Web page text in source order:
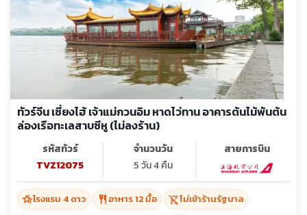
ทัวร์จีน เซี่ยงไฮ้ เจ้าแม่กวนอิม หาดไว่ทาน อาคารต้นไม้พันต้น
ล่องเรือทะเลสาบซีหู (ไม่ลงร้าน)
รหัสทัวร์
TVZ12075
จำนวนวัน
5 วัน 4 คืน
สายการบิน
hotel_classโรงแรม 4 ดาว restaurant อาหาร 12 มื้อ shopping_cart_offไม่เข้าร้านรัฐบาล